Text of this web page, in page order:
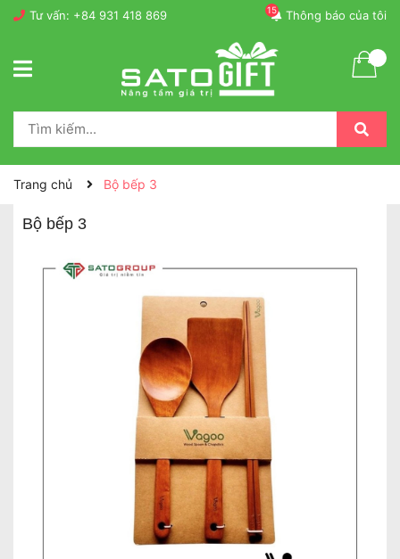
Tư vấn: +84 931 418 869 Thông báo của tôi
15
Trang chủ Bộ bếp 3
Bộ bếp 3